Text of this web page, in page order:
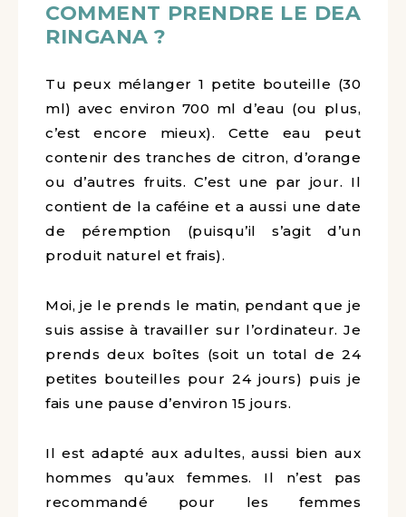
COMMENT PRENDRE LE DEA
RINGANA ?
Tu peux mélanger 1 petite bouteille (30
ml) avec environ 700 ml d’eau (ou plus,
c’est encore mieux). Cette eau peut
contenir des tranches de citron, d’orange
ou d’autres fruits. C’est une par jour. Il
contient de la caféine et a aussi une date
de péremption (puisqu’il s’agit d’un
produit naturel et frais).
Moi, je le prends le matin, pendant que je
suis assise à travailler sur l’ordinateur. Je
prends deux boîtes (soit un total de 24
petites bouteilles pour 24 jours) puis je
fais une pause d’environ 15 jours.
Il est adapté aux adultes, aussi bien aux
hommes qu’aux femmes. Il n’est pas
recommandé pour les femmes